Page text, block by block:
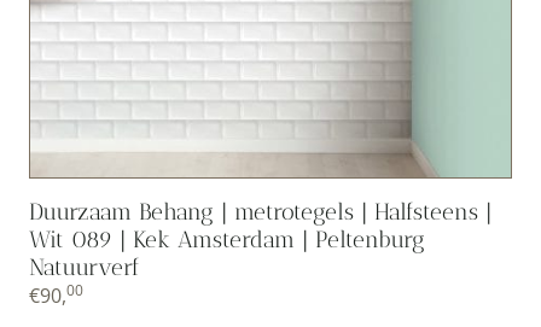
Duurzaam Behang | metrotegels | Halfsteens |
Wit 089 | Kek Amsterdam | Peltenburg
Natuurverf
€90,00